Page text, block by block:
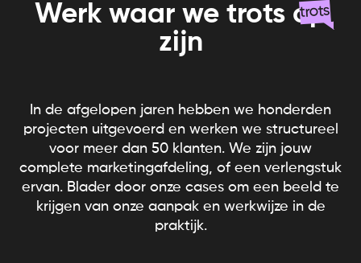
Werk waar we trots op
zijn
trots
In de afgelopen jaren hebben we honderden
projecten uitgevoerd en werken we structureel
voor meer dan 50 klanten. We zijn jouw
complete marketingafdeling, of een verlengstuk
ervan. Blader door onze cases om een beeld te
krijgen van onze aanpak en werkwijze in de
praktijk.